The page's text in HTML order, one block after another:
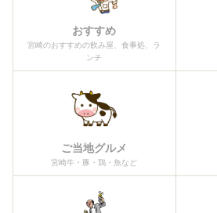
おすすめ
宮崎のおすすめの飲み屋、食事処、ラ
ンチ
ご当地グルメ
宮崎牛・豚・鶏・魚など